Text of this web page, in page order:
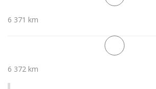
6 371 km
6 372 km